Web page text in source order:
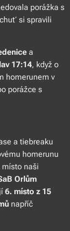
porážka s
si spravili
a
17:14, když o
homerunem v
porážce s
a tiebreaku
homerunu
naši
Orlům
6. místo z 15
napříč